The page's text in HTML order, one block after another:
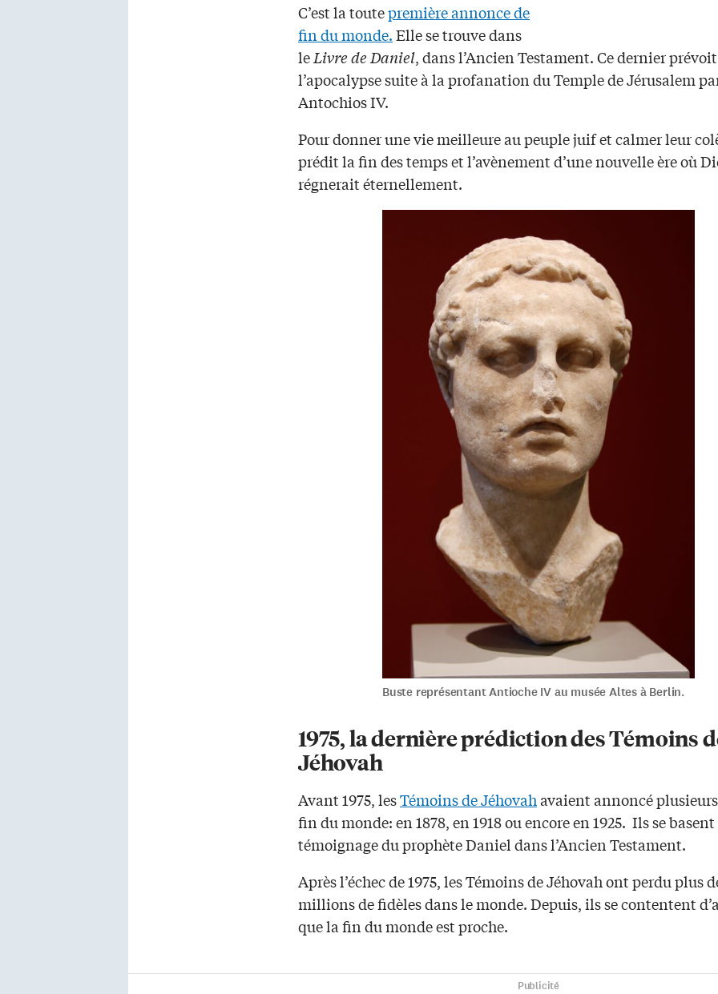
C’est la toutepremière annonce de
fin du monde.Elle se trouve dans
leLivre de Daniel, dans l’Ancien Testament. Ce dernier prévoit
l’apocalypse suite à la profanation du Temple de Jérusalem
Antochios IV.
Pour donner une vie meilleure au peuple juif et calmer leur
prédit la fin des temps et l’avènement d’une nouvelle ère où
régnerait éternellement.
Buste représentant Antioche IV au musée Altes à Berlin.
1975, la dernière prédiction des Témoins
Jéhovah
Avant 1975, lesTémoins de Jéhovahavaient annoncé
fin du monde: en 1878, en 1918 ou encore en 1925. Ils se
témoignage du prophète Daniel dans l’Ancien Testament.
Après l’échec de 1975, les Témoins de Jéhovah ont perdu plus
millions de fidèles dans le monde. Depuis, ils se contentent
que la fin du monde est proche.
Publicité